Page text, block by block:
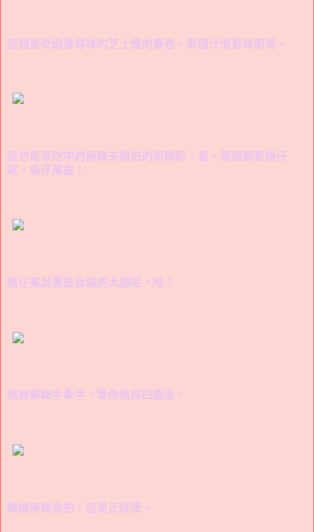
這個是吃過番尋味的芝士煙肉春卷，那個汁很惹味開胃。
這也是等吃中的無聊夫婦拍的無聊照，看，兩個都是格仔
呢，格仔萬歲！
格仔黨其實是我倆的大腿呢，哈！
無無聊聊手牽手，等你無得四圍走。
繼續無聊自拍，這是正經版。